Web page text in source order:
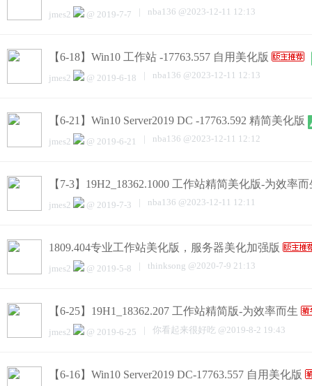
jmes2 @ 2019-7-7 | nba136 @2023-12-11 12:13
【6-18】Win10 工作站 -17763.557 自用美化版
jmes2 @ 2019-6-18 | nba136 @2023-12-11 12:13
【6-21】Win10 Server2019 DC -17763.592 精简美化版
jmes2 @ 2019-6-21 | nba136 @2023-12-11 12:12
【7-3】19H2_18362.1000 工作站精简美化版-为效率而
jmes2 @ 2019-7-3 | nba136 @2023-12-11 12:11
1809.404专业工作站美化版，服务器美化加强版
jmes2 @ 2019-5-8 | thinksong @2020-7-9 21:13
【6-25】19H1_18362.207 工作站精简版-为效率而生
jmes2 @ 2019-6-25 | 你看起来很好吃 @2019-8-2 19:43
【6-16】Win10 Server2019 DC-17763.557 自用美化版